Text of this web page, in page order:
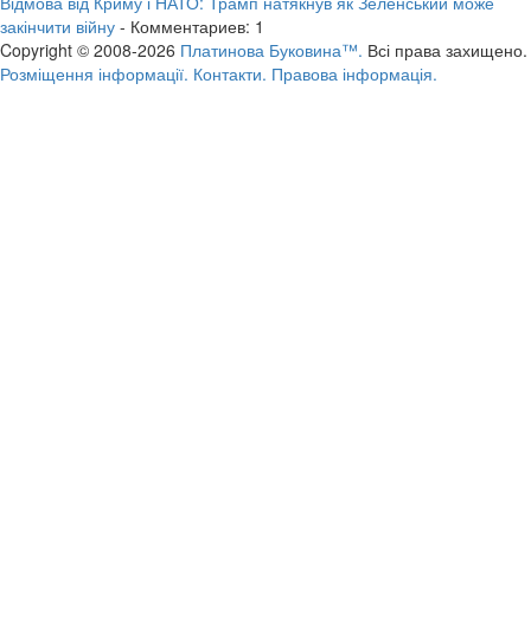
закінчити війну - Комментариев: 1
Copyright © 2008-2026 Платинова Буковина™. Всі права захищено.
Розміщення інформації. Контакти. Правова інформація.